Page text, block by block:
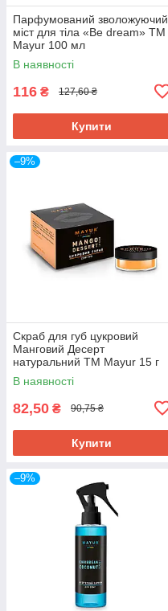
Парфумований зволожуючий
міст для тіла «Be dream» ТМ
Mayur 100 мл
В наявності
116 ₴ 127,60 ₴
Купити
–9%
Скраб для губ цукровий
Манговий Десерт
натуральний ТМ Mayur 15 г
В наявності
82,50 ₴ 90,75 ₴
Купити
–9%